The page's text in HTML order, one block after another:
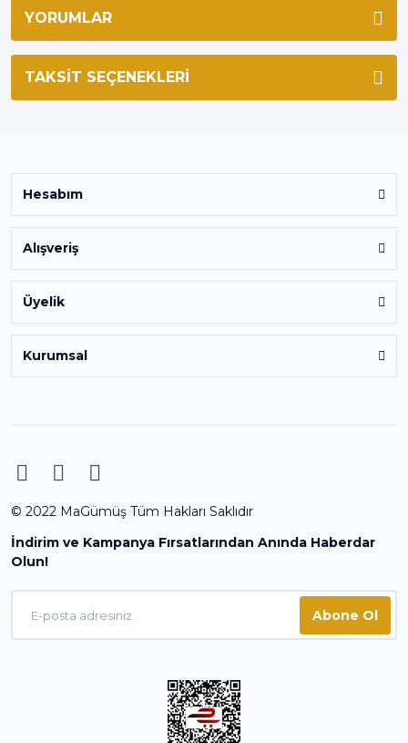
YORUMLAR
TAKSIT SEÇENEKLERI
Hesabım
Alışveriş
Üyelik
Kurumsal
© 2022 MaGümüş Tüm Hakları Saklıdır
İndirim ve Kampanya Fırsatlarından Anında Haberdar
Olun!
Abone Ol